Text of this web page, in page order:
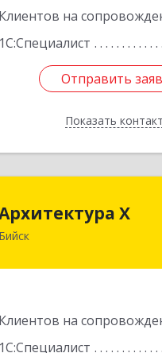
Клиентов на
1С:Специалист
Отправить
Показать
Отправить
Назад
Х
Бийск
Клиентов на
1С:Специалист